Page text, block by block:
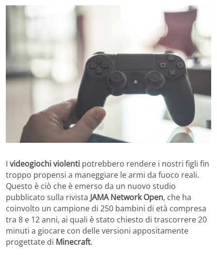
I videogiochi violenti potrebbero rendere i nostri figli fin
troppo propensi a maneggiare le armi da fuoco reali.
Questo è ciò che è emerso da un nuovo studio
pubblicato sulla rivista JAMA Network Open, che ha
coinvolto un campione di 250 bambini di età compresa
tra 8 e 12 anni, ai quali è stato chiesto di trascorrere 20
minuti a giocare con delle versioni appositamente
progettate di Minecraft.